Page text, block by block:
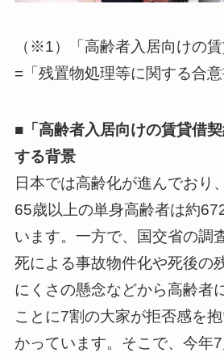
（※1）「高齢者入居向けの賃
=「残置物処理等に関する合意
■「高齢者入居向けの賃貸借
する背景
日本では高齢化が進んでおり
65歳以上の単身高齢者は約
います。一方で、国交省の調
死による事故物件化や死後の
にくさの懸念などから高齢者
ことに7割の大家が拒否感を
かっています。そこで、今年